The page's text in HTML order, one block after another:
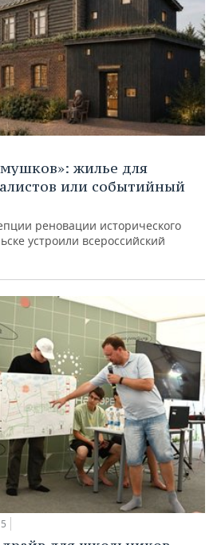
жилье для
или событийный
реновации исторического
устроили всероссийский